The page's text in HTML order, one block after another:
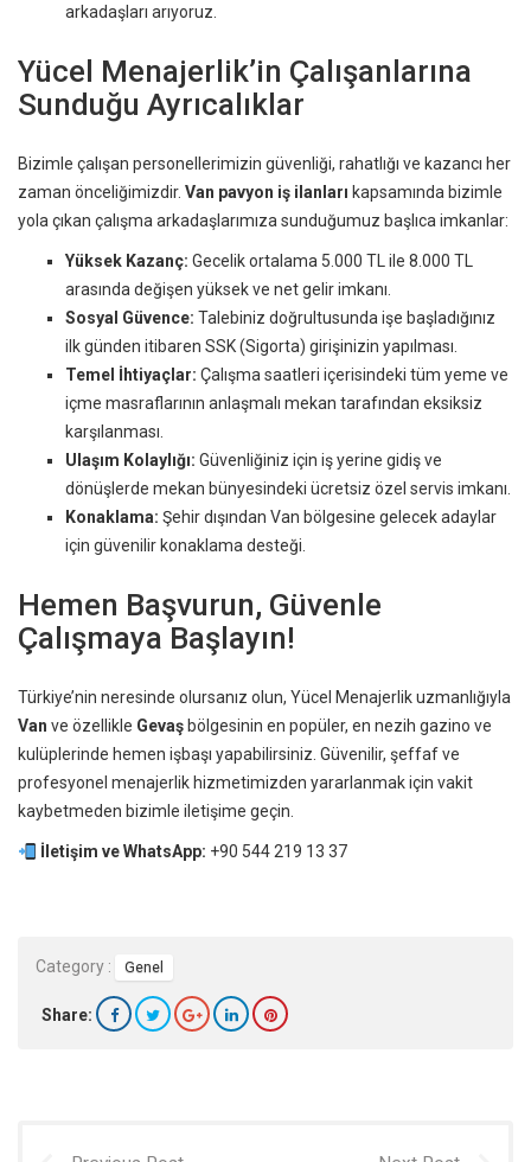
arkadaşları arıyoruz.
Yücel Menajerlik’in Çalışanlarına
Sunduğu Ayrıcalıklar
Bizimle çalışan personellerimizin güvenliği, rahatlığı ve kazancı her
zaman önceliğimizdir. Van pavyon iş ilanları kapsamında bizimle
yola çıkan çalışma arkadaşlarımıza sunduğumuz başlıca imkanlar:
Yüksek Kazanç: Gecelik ortalama 5.000 TL ile 8.000 TL
arasında değişen yüksek ve net gelir imkanı.
Sosyal Güvence: Talebiniz doğrultusunda işe başladığınız
ilk günden itibaren SSK (Sigorta) girişinizin yapılması.
Temel İhtiyaçlar: Çalışma saatleri içerisindeki tüm yeme ve
içme masraflarının anlaşmalı mekan tarafından eksiksiz
karşılanması.
Ulaşım Kolaylığı: Güvenliğiniz için iş yerine gidiş ve
dönüşlerde mekan bünyesindeki ücretsiz özel servis imkanı.
Konaklama: Şehir dışından Van bölgesine gelecek adaylar
için güvenilir konaklama desteği.
Hemen Başvurun, Güvenle
Çalışmaya Başlayın!
Türkiye’nin neresinde olursanız olun, Yücel Menajerlik uzmanlığıyla
Van ve özellikle Gevaş bölgesinin en popüler, en nezih gazino ve
kulüplerinde hemen işbaşı yapabilirsiniz. Güvenilir, şeffaf ve
profesyonel menajerlik hizmetimizden yararlanmak için vakit
kaybetmeden bizimle iletişime geçin.
İletişim ve WhatsApp: +90 544 219 13 37
Category : Genel
Share: